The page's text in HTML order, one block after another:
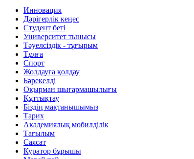
Инновация
Дәрігерлік кеңес
Студент беті
Университет тынысы
Тәуелсіздік - тұғырым
Тұлға
Спорт
Жолдауға қолдау
Бәрекелді
Оқырман шығармашылығы
Құттықтау
Біздің мақтанышымыз
Тарих
Академиялық мобилділік
Тағылым
Саясат
Куратор бұрышы